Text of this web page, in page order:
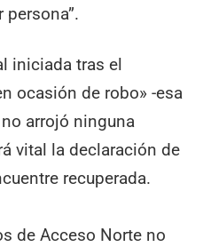
persona”.
iniciada tras el
ocasión de robo» -esa
arrojó ninguna
vital la declaración de
recuperada.
de Acceso Norte no